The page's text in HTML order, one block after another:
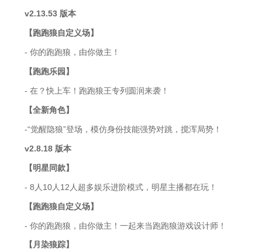
v2.13.53 版本
【跑跑狼自定义场】
- 你的跑跑狼，由你做主！
【跑跑乐园】
- 在？快上车！跑跑狼王专列圆润来袭！
【全新角色】
-“觉醒隐狼”登场，模仿身份技能强势对跳，搅浑局势！
v2.8.18 版本
【明星同款】
- 8人10人12人超多娱乐进阶模式，明星主播都在玩！
【跑跑狼自定义场】
- 你的跑跑狼，由你做主！一起来当跑跑狼游戏设计师！
【月染狼踪】